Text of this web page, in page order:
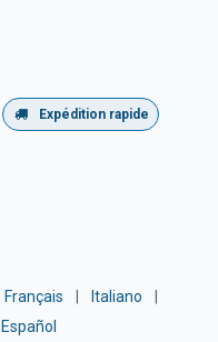
Expédition rapide
Français | Italiano
|
Español